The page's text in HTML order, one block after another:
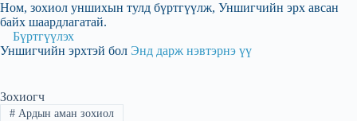
Ном, зохиол уншихын тулд бүртгүүлж, Уншигчийн эрх авсан
байх шаардлагатай.
Бүртгүүлэх
Уншигчийн эрхтэй бол Энд дарж нэвтэрнэ үү
Зохиогч
#Ардын аман зохиол